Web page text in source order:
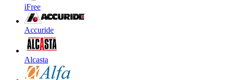
iFree
Accuride
Alcasta